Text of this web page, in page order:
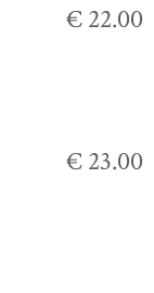
€ 22.00
€ 23.00